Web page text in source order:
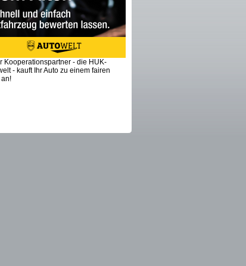
Kooperationspartner - die HUK-
- kauft Ihr Auto zu einem fairen
an!